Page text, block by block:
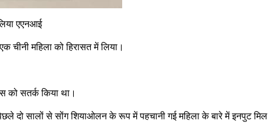
एएनआई
चीनी महिला को हिरासत में लिया।
को सतर्क किया था।
दो सालों से सोंग शियाओलन के रूप में पहचानी गई महिला के बारे में इनपुट मिल